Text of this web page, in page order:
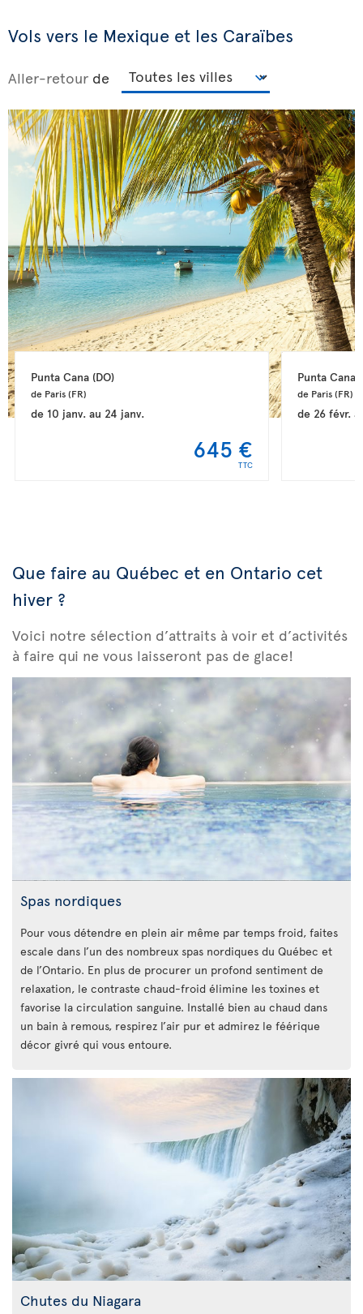
Vols vers le Mexique et les Caraïbes
Aller-retour de
Punta Cana (DO)
de Paris (FR)
de 10 janv.au 24 janv.
645 €
TTC
Punta Cana
de Paris (FR)
de 26 févr.
Que faire au Québec et en Ontario cet
hiver ?
Voici notre sélection d’attraits à voir et d’activités
à faire qui ne vous laisseront pas de glace!
Spas nordiques
Pour vous détendre en plein air même par temps froid, faites
escale dans l’un des nombreux spas nordiques du Québec et
de l’Ontario. En plus de procurer un profond sentiment de
relaxation, le contraste chaud-froid élimine les toxines et
favorise la circulation sanguine. Installé bien au chaud dans
un bain à remous, respirez l’air pur et admirez le féérique
décor givré qui vous entoure.
Chutes du Niagara